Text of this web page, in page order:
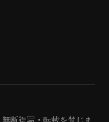
無断複写・転載を禁じま